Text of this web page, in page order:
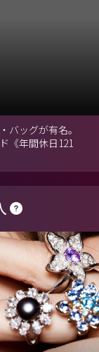
バッグが有名。
《年間休日121